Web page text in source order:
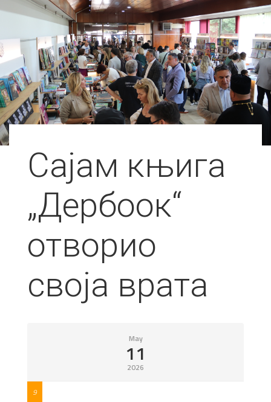
Сајам књига
„Дербоок“
отворио
своја врата
May
11
2026
9